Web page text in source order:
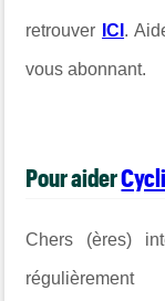
retrouver ICI .
vous abonnant.
Pour aider
Chers (ères)